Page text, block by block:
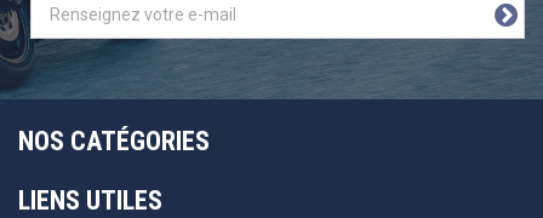
NOS CATÉGORIES
LIENS UTILES